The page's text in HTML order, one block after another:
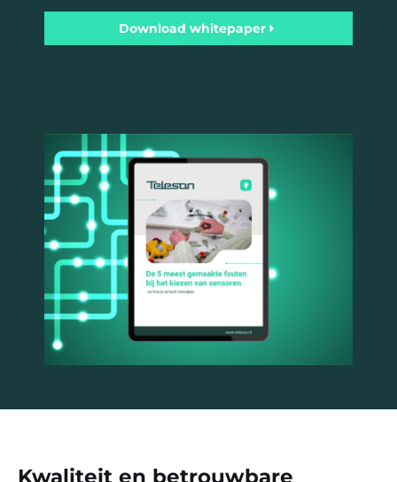
Download whitepaper
Kwaliteit en betrouwbare